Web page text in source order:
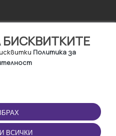
Политика за
ВСИЧКИ
ПРИЛОЖЕНИЕТО